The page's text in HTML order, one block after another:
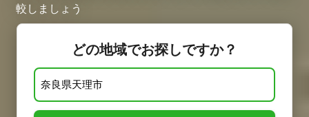
較しましょう ​
どの地域でお探しですか？